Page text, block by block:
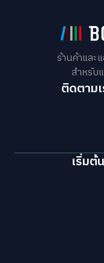
ร้านค้าและ
สำหรับ
ติดตาม
เริ่มต้